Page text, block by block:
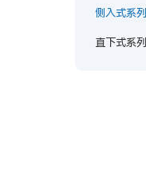
侧入式系列
直下式系列